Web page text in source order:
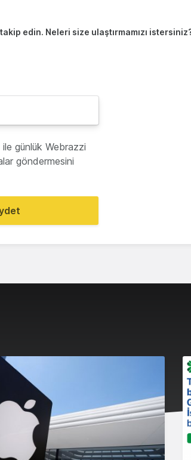
edin. Neleri size ulaştırmamızı
günlük Webrazzi
göndermesini